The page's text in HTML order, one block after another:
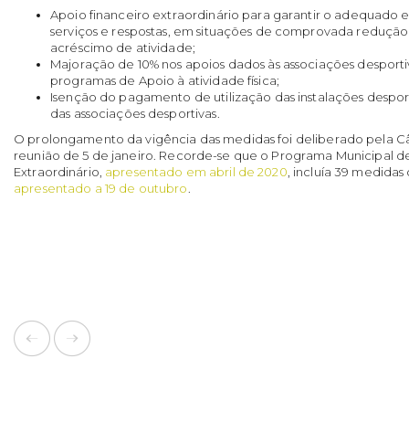
Apoio financeiro extraordinário para garantir o adequado
serviços e respostas, em situações de comprovada
acréscimo de atividade;
Majoração de 10% nos apoios dados às associações
programas de Apoio à atividade física;
Isenção do pagamento de utilização das instalações
das associações desportivas.
O prolongamento da vigência das medidas foi deliberado pela
reunião de 5 de janeiro. Recorde-se que o Programa Municipal
Extraordinário, apresentado em abril de 2020 , incluía 39
apresentado a 19 de outubro